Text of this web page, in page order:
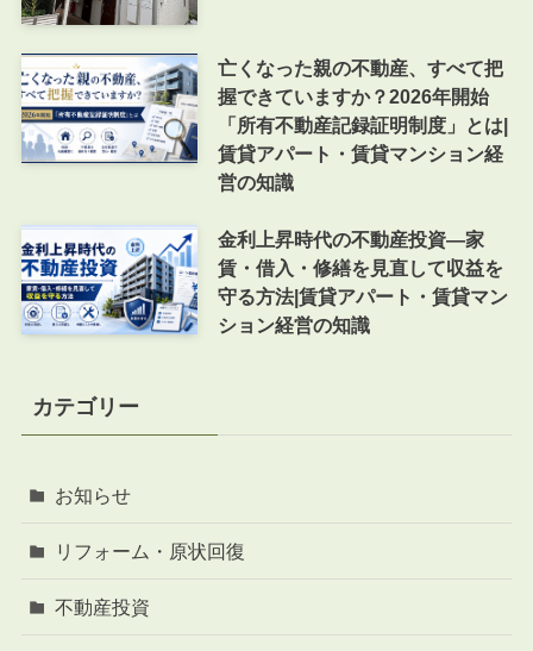
亡くなった親の不動産、すべて把
握できていますか？2026年開始
「所有不動産記録証明制度」とは|
賃貸アパート・賃貸マンション経
営の知識
金利上昇時代の不動産投資―家
賃・借入・修繕を見直して収益を
守る方法|賃貸アパート・賃貸マン
ション経営の知識
カテゴリー
お知らせ
リフォーム・原状回復
不動産投資